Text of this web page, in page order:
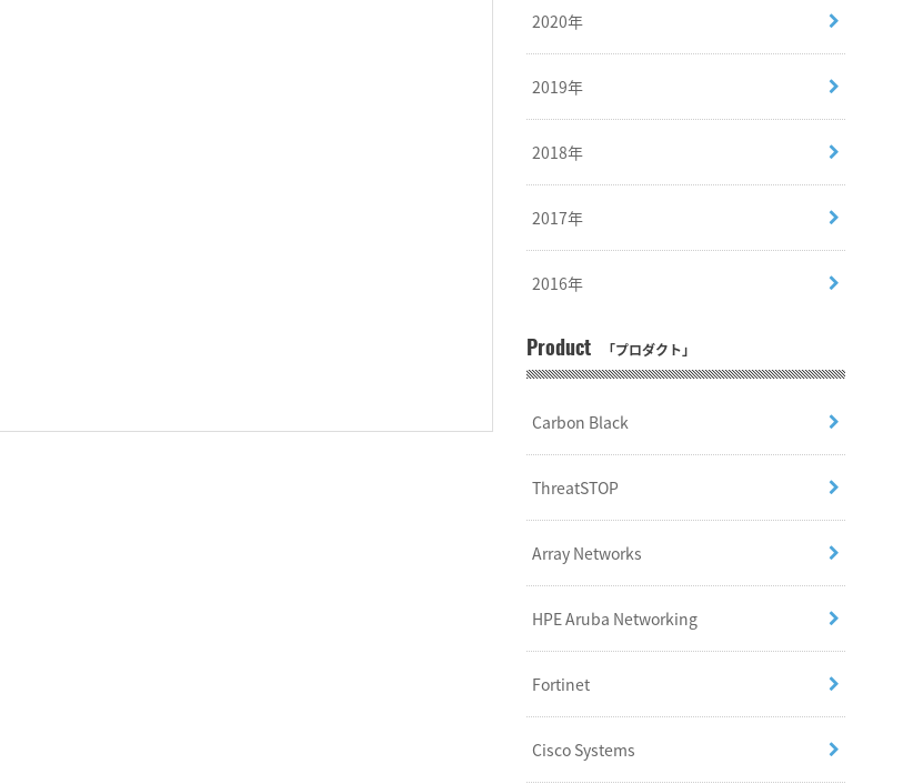
2020年
2019年
2018年
2017年
2016年
Product 「プロダクト」
Carbon Black
ThreatSTOP
Array Networks
HPE Aruba Networking
Fortinet
Cisco Systems